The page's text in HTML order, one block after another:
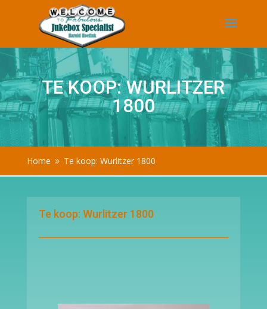
TE KOOP: WURLITZER
1800
Home 9 Te koop: Wurlitzer 1800
Te koop: Wurlitzer 1800